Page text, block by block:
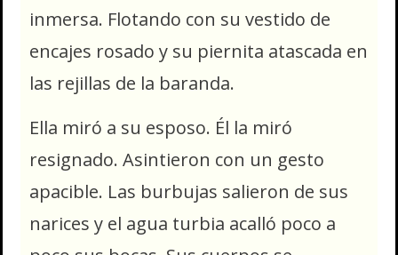
inmersa. Flotando con su vestido de
encajes rosado y su piernita atascada en
las rejillas de la baranda.
Ella miró a su esposo. Él la miró
resignado. Asintieron con un gesto
apacible. Las burbujas salieron de sus
narices y el agua turbia acalló poco a